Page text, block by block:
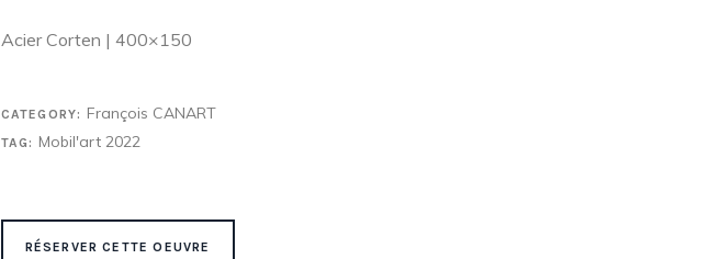
Acier Corten | 400×150
CATEGORY: François CANART
TAG: Mobil'art 2022
RÉSERVER CETTE OEUVRE